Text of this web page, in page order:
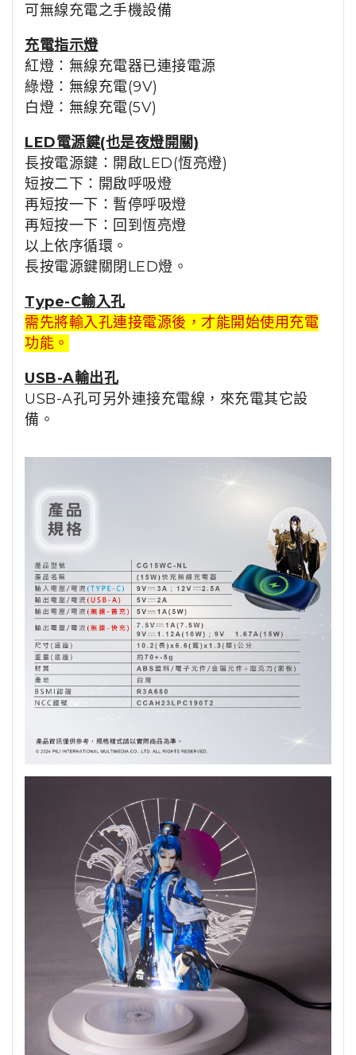
可無線充電之手機設備
充電指示燈
紅燈：無線充電器已連接電源
綠燈：無線充電(9V)
白燈：無線充電(5V)
LED電源鍵(也是夜燈開關)
長按電源鍵：開啟LED(恆亮燈)
短按二下：開啟呼吸燈
再短按一下：暫停呼吸燈
再短按一下：回到恆亮燈
以上依序循環。
長按電源鍵關閉LED燈。
Type-C輸入孔
需先將輸入孔連接電源後，才能開始使用充電
功能。
USB-A輸出孔
USB-A孔可另外連接充電線，來充電其它設
備。